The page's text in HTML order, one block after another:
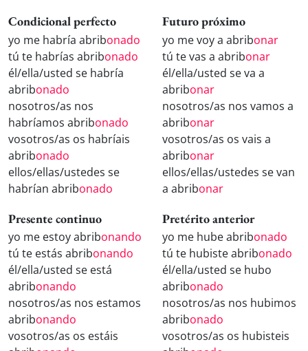
Condicional perfecto
yo me habría abribonado
tú te habrías abribonado
él/ella/usted se habría
abribonado
nosotros/as nos
habríamos abribonado
vosotros/as os habríais
abribonado
ellos/ellas/ustedes se
habrían abribonado
Futuro próximo
yo me voy a abribonar
tú te vas a abribonar
él/ella/usted se va a
abribonar
nosotros/as nos vamos a
abribonar
vosotros/as os vais a
abribonar
ellos/ellas/ustedes se van
a abribonar
Presente continuo
yo me estoy abribonando
tú te estás abribonando
él/ella/usted se está
abribonando
nosotros/as nos estamos
abribonando
vosotros/as os estáis
Pretérito anterior
yo me hube abribonado
tú te hubiste abribonado
él/ella/usted se hubo
abribonado
nosotros/as nos hubimos
abribonado
vosotros/as os hubisteis